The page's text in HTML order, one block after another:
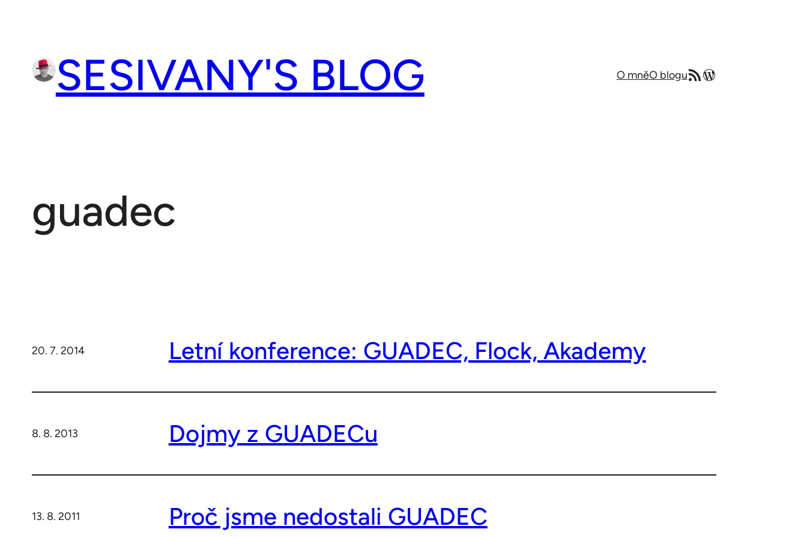
SESIVANY'S BLOG O mněO bloguRSS zdrojMůj blog v angličtině
guadec
20. 7. 2014 Letní konference: GUADEC, Flock, Akademy
8. 8. 2013 Dojmy z GUADECu
13. 8. 2011 Proč jsme nedostali GUADEC